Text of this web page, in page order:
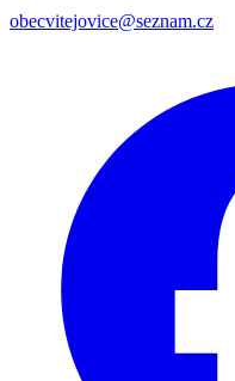
obecvitejovice@seznam.cz